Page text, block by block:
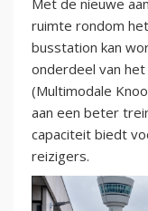
Met de nieuwe
ruimte rondom
busstation kan
onderdeel van
(Multimodale
aan een beter
capaciteit biedt
reizigers.